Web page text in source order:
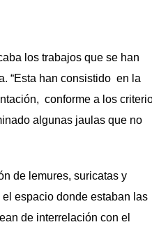
los trabajos que se han
“Esta han consistido en la
conforme a los
algunas jaulas que no
de lemures, suricatas y
espacio donde estaban las
de interrelación con el